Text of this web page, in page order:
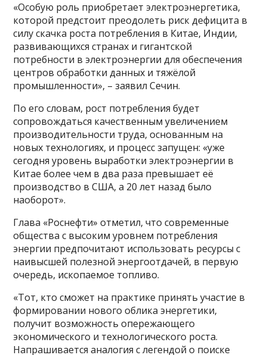
«Особую роль приобретает электроэнергетика,
которой предстоит преодолеть риск дефицита в
силу скачка роста потребления в Китае, Индии,
развивающихся странах и гигантской
потребности в электроэнергии для обеспечения
центров обработки данных и тяжёлой
промышленности», – заявил Сечин.
По его словам, рост потребления будет
сопровождаться качественным увеличением
производительности труда, основанным на
новых технологиях, и процесс запущен: «уже
сегодня уровень выработки электроэнергии в
Китае более чем в два раза превышает её
производство в США, а 20 лет назад было
наоборот».
Глава «Роснефти» отметил, что современные
общества с высоким уровнем потребления
энергии предпочитают использовать ресурсы с
наивысшей полезной энергоотдачей, в первую
очередь, ископаемое топливо.
«Тот, кто сможет на практике принять участие в
формировании нового облика энергетики,
получит возможность опережающего
экономического и технологического роста.
Напрашивается аналогия с легендой о поиске